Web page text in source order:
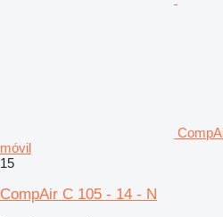
móvil
15
CompAir C 105 - 14 - N